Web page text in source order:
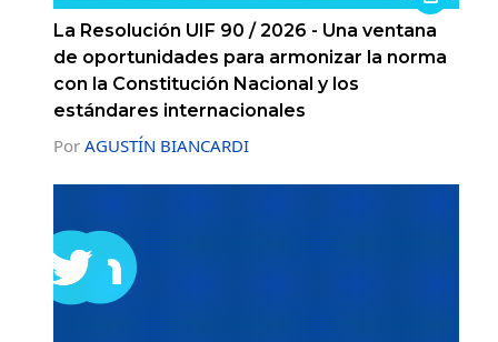
La Resolución UIF 90 / 2026 - Una ventana
de oportunidades para armonizar la norma
con la Constitución Nacional y los
estándares internacionales
Por AGUSTÍN BIANCARDI